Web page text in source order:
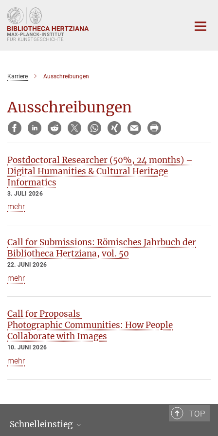
Hauptinhalt
Karriere Ausschreibungen
Ausschreibungen
Postdoctoral Researcher (50%, 24 months) –
Digital Humanities & Cultural Heritage
Informatics
3. JULI 2026
mehr
Call for Submissions: Römisches Jahrbuch der
Bibliotheca Hertziana, vol. 50
22. JUNI 2026
mehr
Call for Proposals
Photographic Communities: How People
Collaborate with Images
10. JUNI 2026
mehr
TOP
Schnelleinstieg